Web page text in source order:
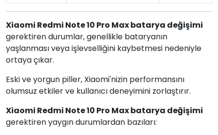
Xiaomi Redmi Note 10 Pro Max batarya değişimi
gerektiren durumlar, genellikle bataryanın
yaşlanması veya işlevselliğini kaybetmesi nedeniyle
ortaya çıkar.
Eski ve yorgun piller, Xiaomi'nizin performansını
olumsuz etkiler ve kullanıcı deneyimini zorlaştırır.
Xiaomi Redmi Note 10 Pro Max batarya değişimi
gerektiren yaygın durumlardan bazıları: